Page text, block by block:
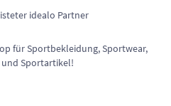
für Sportbekleidung, Sportwear,
Sportartikel!
idealo Partner